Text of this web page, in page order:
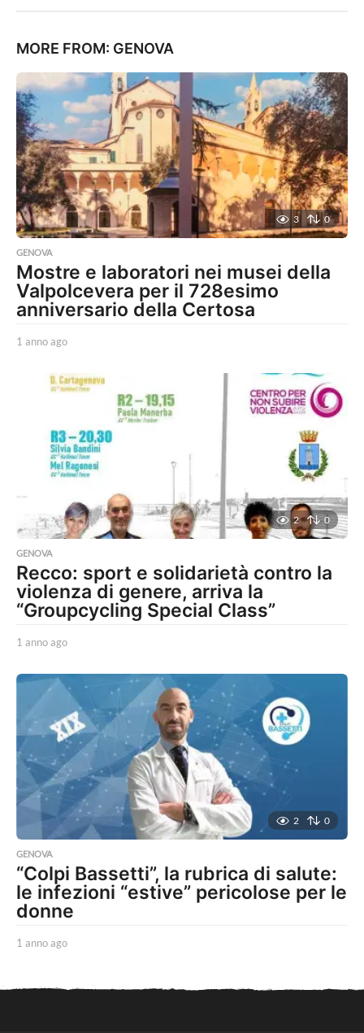
MORE FROM: GENOVA
3 0
GENOVA
Mostre e laboratori nei musei della
Valpolcevera per il 728esimo
anniversario della Certosa
1 anno ago
n
n
g
o
2 0
GENOVA
Recco: sport e solidarietà contro la
violenza di genere, arriva la
“Groupcycling Special Class”
1 anno ago
n
n
a
g
o
2 0
GENOVA
“Colpi Bassetti”, la rubrica di salute:
le infezioni “estive” pericolose per le
donne
1 anno ago
n